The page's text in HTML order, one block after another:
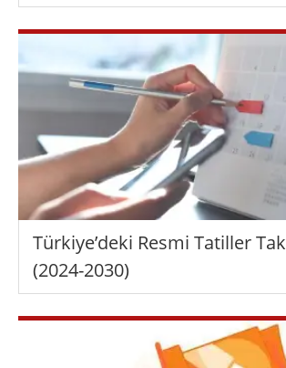
Türkiye’deki Resmi Tatiller
(2024-2030)